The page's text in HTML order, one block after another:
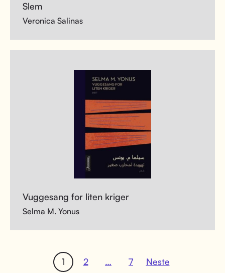
Slem
Veronica Salinas
Vuggesang for liten kriger
Selma M. Yonus
1 2 … 7 Neste